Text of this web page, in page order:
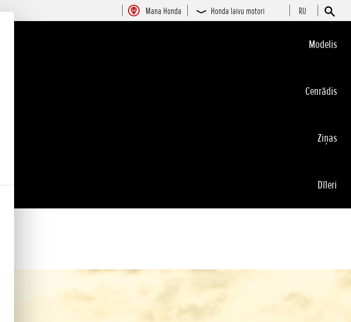
Mana Honda Honda laivu motori RU
Modelis
Cenrādis
Ziņas
Dīleri